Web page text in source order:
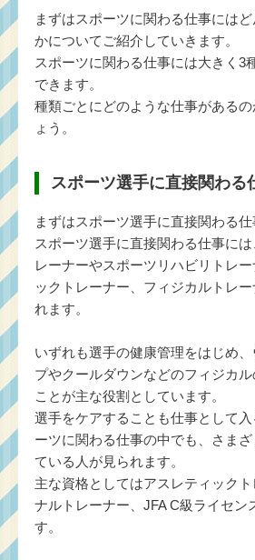
まずはスポーツに関わる仕事には
かについてご紹介していきます。
スポーツに関わる仕事には大きく3
できます。
種類ごとにどのような仕事がある
ょう。
スポーツ選手に直接関わる
まずはスポーツ選手に直接関わる仕
スポーツ選手に直接関わる仕事に
レーナーやスポーツリハビリトレ
ックトレーナー、フィジカルトレ
れます。
いずれも選手の健康管理をはじめ
プやクールダウンなどのフィジカ
ことが主な役割としています。
選手をケアすることも仕事として
ーツに関わる仕事の中でも、さま
ている人が見られます。
主な資格としてはアスレティック
ナルトレーナー、JFA C級ライセン
す。